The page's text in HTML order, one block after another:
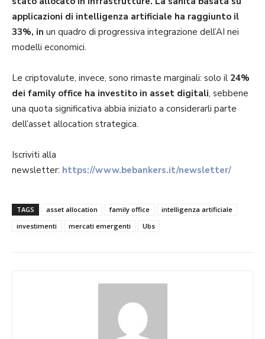
applicazioni di intelligenza artificiale ha raggiunto il
33%, in un quadro di progressiva integrazione dell’AI nei
modelli economici.
Le criptovalute, invece, sono rimaste marginali: solo il 24%
dei family office ha investito in asset digitali, sebbene
una quota significativa abbia iniziato a considerarli parte
dell’asset allocation strategica.
Iscriviti alla
newsletter: https://www.bebankers.it/newsletter/
TAGS asset allocation family office
intelligenza artificiale
investimenti
mercati emergenti Ubs